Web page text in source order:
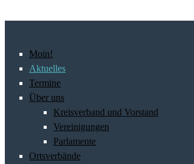
Moin!
Aktuelles
Termine
Über uns
Kreisverband und Vorstand
Vereinigungen
Parlamente
Ortsverbände